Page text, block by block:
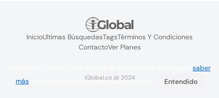
InicioUltimas BúsquedasTagsTérminos Y Condiciones
ContactoVer Planes
iGlobal.co @ 2024
saber
más . Si continúa navegando acepta su uso. Entendido